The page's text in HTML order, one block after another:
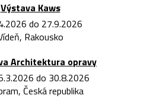
Výstava Kaws
do 27.9.2026
Rakousko
Architektura opravy
do 30.8.2026
Česká republika